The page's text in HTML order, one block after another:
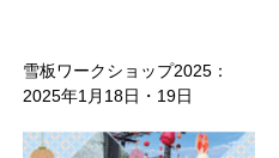
雪板ワークショップ2025：
2025年1月18日・19日